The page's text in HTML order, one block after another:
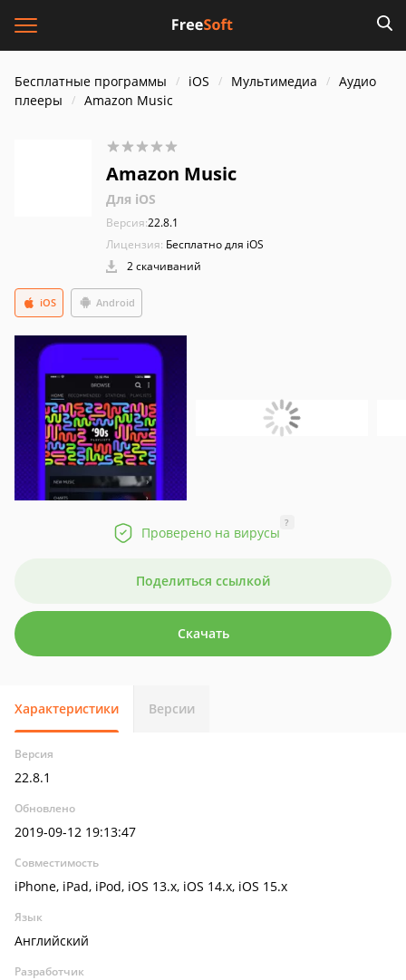
Бесплатные программы iOS Мультимедиа
Аудио
плееры
Amazon Music
Amazon Music
Для iOS
Версия:22.8.1
Лицензия: Бесплатно для iOS
2 скачиваний
Android
iOS
Проверено на вирусы
?
Поделиться ссылкой
Скачать
Характеристики Версии
Версия
22.8.1
Обновлено
2019-09-12 19:13:47
Совместимость
iPhone, iPad, iPod, iOS 13.x, iOS 14.x, iOS 15.x
Язык
Английский
Разработчик